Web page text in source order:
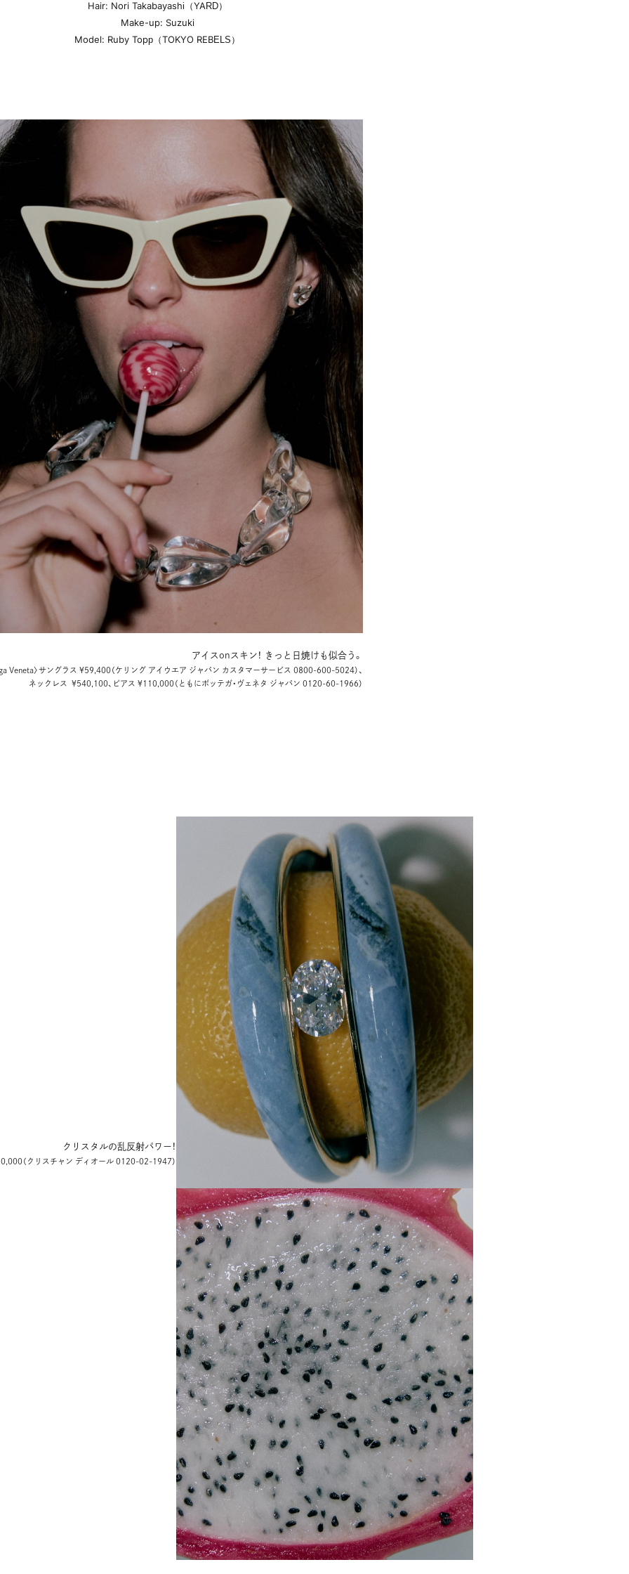
Hair: Nori Takabayashi（YARD）
Make-up: Suzuki
Model: Ruby Topp（TOKYO REBELS）
アイスonスキン！ きっと日焼けも似合う。
Veneta〉サングラス ¥59,400（ケリング アイウエア ジャパン カスタマーサービス 0800-600-5024）、
ネックレス ¥540,100、
ピアス ¥110,000（ともにボッテガ・ヴェネタ ジャパン 0120-60-1966）
クリスタルの乱反射パワー！
（クリスチャン ディオール 0120-02-1947）